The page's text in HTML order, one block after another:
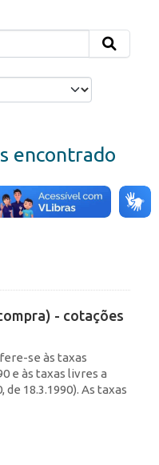
encontrado
comercial
- cotações
se às taxas
e às taxas livres a
18.3.1990). As taxas